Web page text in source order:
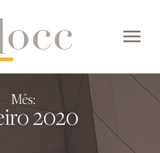
Mês:
2020